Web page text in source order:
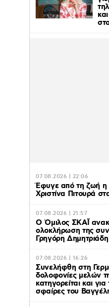
07.08.2026 | 22:06
Έφυγε από τη ζωή η
Χριστίνα Πιτουρά
07.08.2026 | 21:57
Ο Όμιλος ΣΚΑΪ
ολοκλήρωση της
Γρηγόρη Δημητριάδη
07.08.2026 | 16:26
Συνελήφθη στη
δολοφονίες μελών
κατηγορείται και
σφαίρες του